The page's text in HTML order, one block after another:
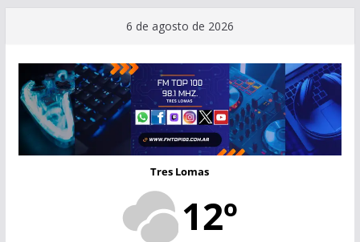
contenido
6 de agosto de 2026
Tres Lomas
12º